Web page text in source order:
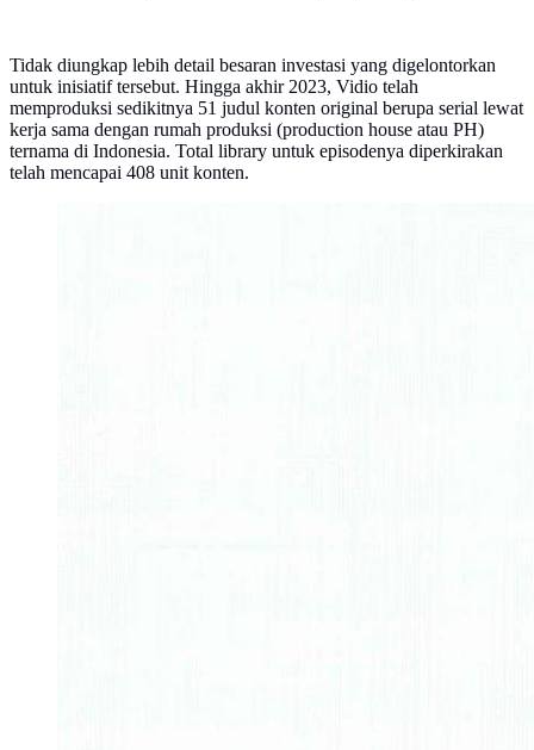
Tidak diungkap lebih detail besaran investasi yang digelontorkan
untuk inisiatif tersebut. Hingga akhir 2023, Vidio telah
memproduksi sedikitnya 51 judul konten original berupa serial lewat
kerja sama dengan rumah produksi (production house atau PH)
ternama di Indonesia. Total library untuk episodenya diperkirakan
telah mencapai 408 unit konten.